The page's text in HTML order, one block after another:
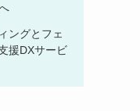
ングとフェ
援DXサービ